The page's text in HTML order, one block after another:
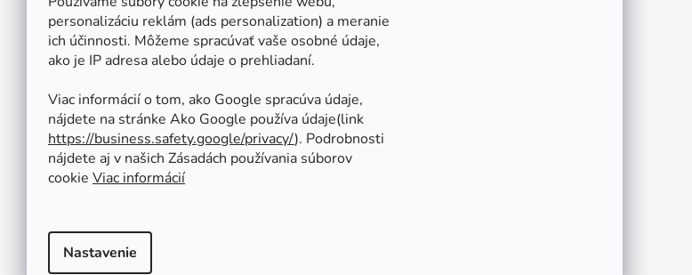
personalizáciu reklám (ads personalization) a meranie
ich účinnosti. Môžeme spracúvať vaše osobné údaje,
ako je IP adresa alebo údaje o prehliadaní.
Viac informácií o tom, ako Google spracúva údaje,
nájdete na stránke Ako Google používa údaje(link
https://business.safety.google/privacy/⁩). Podrobnosti
nájdete aj v našich Zásadách používania súborov
cookie Viac informácií
Nastavenie
Cukrová 10
917 01 Trnava
Slovensko
IČ: 37 571 451
IČ DPH: SK 1020347779
Po-Pa: 08:00 - 12:00 13:00 - 16:30
So - Ne : ZATVORENÉ
Tel.: +421 950 427 860
obchod@kovoinox.sk